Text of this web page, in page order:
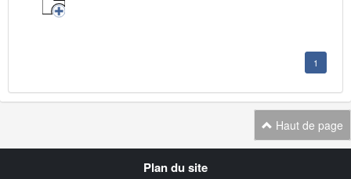
1
Haut de page
Plan du site